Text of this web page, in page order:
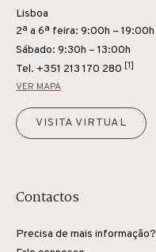
Lisboa
2ª a 6ª feira: 9:00h – 19:00h
Sábado: 9:30h – 13:00h
Tel. +351 213 170 280 [1]
VER MAPA
VISITA VIRTUAL
Contactos
Precisa de mais informação?